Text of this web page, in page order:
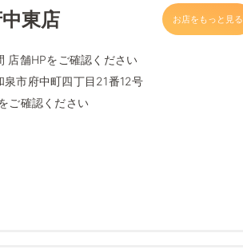
東店 お店をもっと見る
店舗HPをご確認ください
泉市府中町四丁目21番12号
ご確認ください